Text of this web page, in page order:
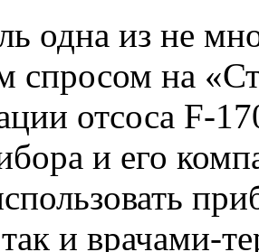
одна из не
спросом на
отсоса F-
и его
и врачами-